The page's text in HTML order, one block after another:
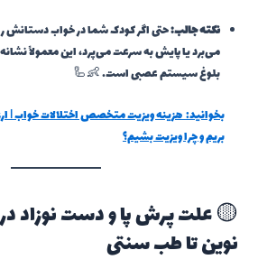
نکته جالب:حتی اگر کودک شما در خواب دستانش را
می‌برد یا پایش به سرعت می‌پرد، این معمولاً
بلوغ سیستم عصبی است. 👶🦾
بخوانید:هزینه ویزیت متخصص اختلالات خواب |
بریم و چرا ویزیت بشیم؟
🟡 علت پرش پا و دست نوزاد
نوین تا طب سنتی